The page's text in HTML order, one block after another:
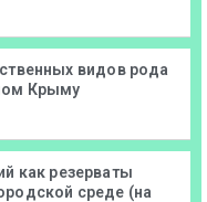
видов рода
Крыму
как резерваты
среде (на